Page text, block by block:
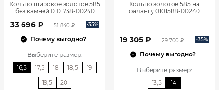
Кольцо широкое золотое 585
без камней 0101738-00240
33 696 ₽ 51 840 ₽ -35%
Почему выгодно?
Выберите размер:
16,5
17,5 18 18,5 19
19,5 20
Кольцо золотое 585 на
фалангу 0101588-00240
19 305 ₽ 29 700 ₽ -35%
Почему выгодно?
Выберите размер:
13,5
14